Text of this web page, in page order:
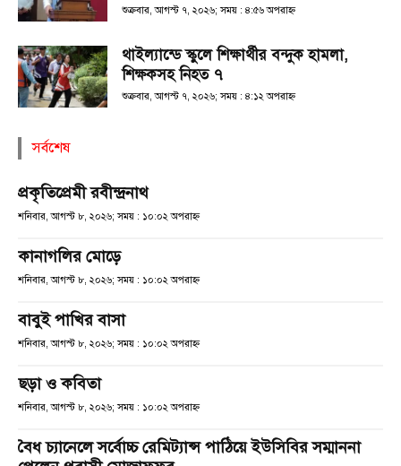
শুক্রবার, আগস্ট ৭, ২০২৬; সময় : ৪:৫৬ অপরাহ্ণ
থাইল্যান্ডে স্কুলে শিক্ষার্থীর বন্দুক হামলা,
শিক্ষকসহ নিহত ৭
শুক্রবার, আগস্ট ৭, ২০২৬; সময় : ৪:১২ অপরাহ্ণ
সর্বশেষ
প্রকৃতিপ্রেমী রবীন্দ্রনাথ
শনিবার, আগস্ট ৮, ২০২৬; সময় : ১০:০২ অপরাহ্ণ
কানাগলির মোড়ে
শনিবার, আগস্ট ৮, ২০২৬; সময় : ১০:০২ অপরাহ্ণ
বাবুই পাখির বাসা
শনিবার, আগস্ট ৮, ২০২৬; সময় : ১০:০২ অপরাহ্ণ
ছড়া ও কবিতা
শনিবার, আগস্ট ৮, ২০২৬; সময় : ১০:০২ অপরাহ্ণ
বৈধ চ্যানেলে সর্বোচ্চ রেমিট্যান্স পাঠিয়ে ইউসিবির সম্মাননা